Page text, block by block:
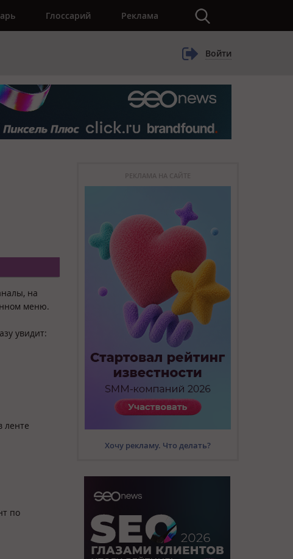
Глоссарий Реклама
Войти
на
меню.
увидит:
ленте
по
РЕКЛАМА НА САЙТЕ
Хочу рекламу. Что делать?